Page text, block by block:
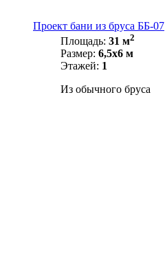
Проект бани из бруса ББ-07
Площадь: 31 м2
Размер: 6,5х6 м
Этажей: 1
Из обычного бруса